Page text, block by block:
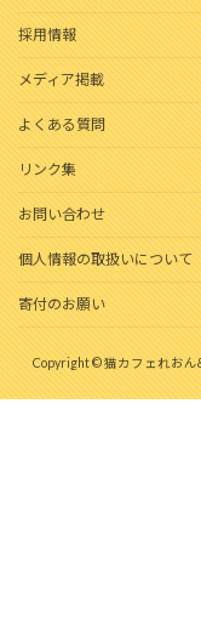
採用情報
メディア掲載
よくある質問
リンク集
お問い合わせ
個人情報の取扱いについて
寄付のお願い
Copyright © 猫カフェれおん